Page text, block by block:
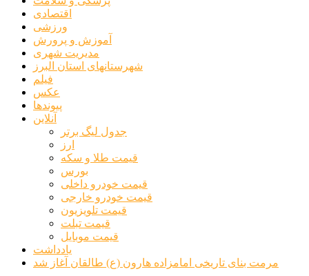
اقتصادی
ورزشی
آموزش و پرورش
مدیریت شهری
شهرستانهای استان البرز
فیلم
عکس
پیوندها
آنلاین
جدول لیگ برتر
ارز
قیمت طلا و سکه
بورس
قیمت خودرو داخلی
قیمت خودرو خارجی
قیمت تلویزیون
قیمت تبلت
قیمت موبایل
یادداشت
مرمت بنای تاریخی امامزاده هارون (ع) طالقان آغاز شد